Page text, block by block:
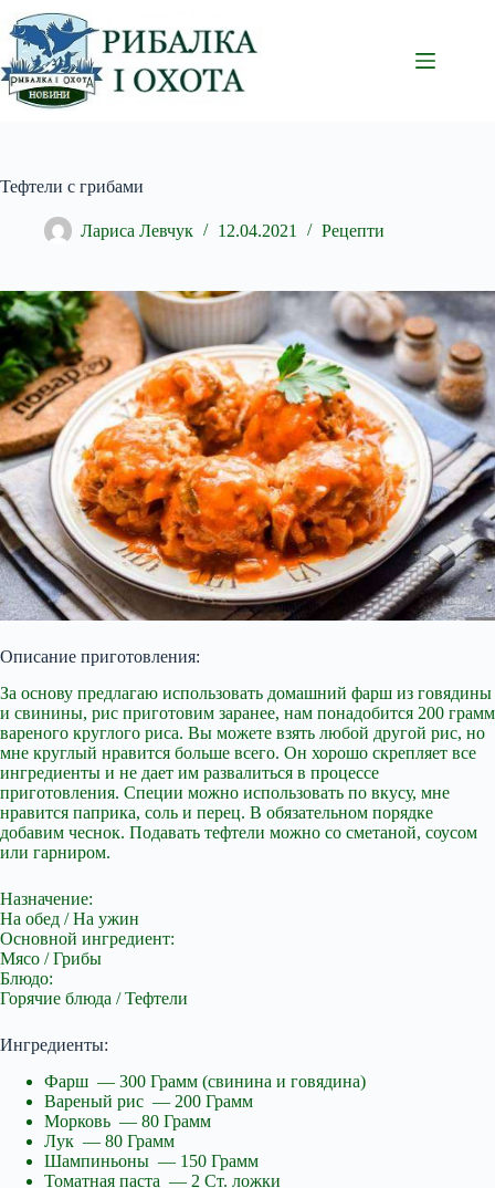
Перейти
до
вмісту
Тефтели с грибами
Лариса Левчук 12.04.2021 Рецепти
Описание приготовления:
За основу предлагаю использовать домашний фарш из говядины
и свинины, рис приготовим заранее, нам понадобится 200 грамм
вареного круглого риса. Вы можете взять любой другой рис, но
мне круглый нравится больше всего. Он хорошо скрепляет все
ингредиенты и не дает им развалиться в процессе
приготовления. Специи можно использовать по вкусу, мне
нравится паприка, соль и перец. В обязательном порядке
добавим чеснок. Подавать тефтели можно со сметаной, соусом
или гарниром.
Назначение:
На обед / На ужин
Основной ингредиент:
Мясо / Грибы
Блюдо:
Горячие блюда / Тефтели
Ингредиенты:
Фарш — 300 Грамм (свинина и говядина)
Вареный рис — 200 Грамм
Морковь — 80 Грамм
Лук — 80 Грамм
Шампиньоны — 150 Грамм
Томатная паста — 2 Ст. ложки